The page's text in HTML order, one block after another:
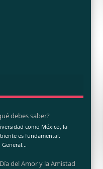
debes saber?
como México, la
es fundamental.
del Amor y la Amistad